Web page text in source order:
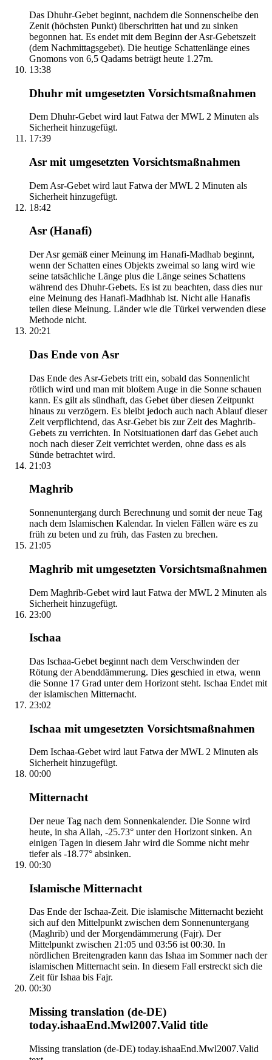
Das Dhuhr-Gebet beginnt, nachdem die Sonnenscheibe den
Zenit (höchsten Punkt) überschritten hat und zu sinken
begonnen hat. Es endet mit dem Beginn der Asr-Gebetszeit
(dem Nachmittagsgebet). Die heutige Schattenlänge eines
Gnomons von 6,5 Qadams beträgt heute 1.27m.
13:38
Dhuhr mit umgesetzten Vorsichtsmaßnahmen
Dem Dhuhr-Gebet wird laut Fatwa der MWL 2 Minuten als
Sicherheit hinzugefügt.
17:39
Asr mit umgesetzten Vorsichtsmaßnahmen
Dem Asr-Gebet wird laut Fatwa der MWL 2 Minuten als
Sicherheit hinzugefügt.
18:42
Asr (Hanafi)
Der Asr gemäß einer Meinung im Hanafi-Madhab beginnt,
wenn der Schatten eines Objekts zweimal so lang wird wie
seine tatsächliche Länge plus die Länge seines Schattens
während des Dhuhr-Gebets. Es ist zu beachten, dass dies nur
eine Meinung des Hanafi-Madhhab ist. Nicht alle Hanafis
teilen diese Meinung. Länder wie die Türkei verwenden diese
Methode nicht.
20:21
Das Ende von Asr
Das Ende des Asr-Gebets tritt ein, sobald das Sonnenlicht
rötlich wird und man mit bloßem Auge in die Sonne schauen
kann. Es gilt als sündhaft, das Gebet über diesen Zeitpunkt
hinaus zu verzögern. Es bleibt jedoch auch nach Ablauf dieser
Zeit verpflichtend, das Asr-Gebet bis zur Zeit des Maghrib-
Gebets zu verrichten. In Notsituationen darf das Gebet auch
noch nach dieser Zeit verrichtet werden, ohne dass es als
Sünde betrachtet wird.
21:03
Maghrib
Sonnenuntergang durch Berechnung und somit der neue Tag
nach dem Islamischen Kalendar. In vielen Fällen wäre es zu
früh zu beten und zu früh, das Fasten zu brechen.
21:05
Maghrib mit umgesetzten Vorsichtsmaßnahmen
Dem Maghrib-Gebet wird laut Fatwa der MWL 2 Minuten als
Sicherheit hinzugefügt.
23:00
Ischaa
Das Ischaa-Gebet beginnt nach dem Verschwinden der
Rötung der Abenddämmerung. Dies geschied in etwa, wenn
die Sonne 17 Grad unter dem Horizont steht. Ischaa Endet mit
der islamischen Mitternacht.
23:02
Ischaa mit umgesetzten Vorsichtsmaßnahmen
Dem Ischaa-Gebet wird laut Fatwa der MWL 2 Minuten als
Sicherheit hinzugefügt.
00:00
Mitternacht
Der neue Tag nach dem Sonnenkalender. Die Sonne wird
heute, in sha Allah, -25.73° unter den Horizont sinken. An
einigen Tagen in diesem Jahr wird die Somme nicht mehr
tiefer als -18.77° absinken.
00:30
Islamische Mitternacht
Das Ende der Ischaa-Zeit. Die islamische Mitternacht bezieht
sich auf den Mittelpunkt zwischen dem Sonnenuntergang
(Maghrib) und der Morgendämmerung (Fajr). Der
Mittelpunkt zwischen 21:05 und 03:56 ist 00:30. In
nördlichen Breitengraden kann das Ishaa im Sommer nach der
islamischen Mitternacht sein. In diesem Fall erstreckt sich die
Zeit für Ishaa bis Fajr.
00:30
Missing translation (de-DE)
today.ishaaEnd.Mwl2007.Valid title
Missing translation (de-DE) today.ishaaEnd.Mwl2007.Valid